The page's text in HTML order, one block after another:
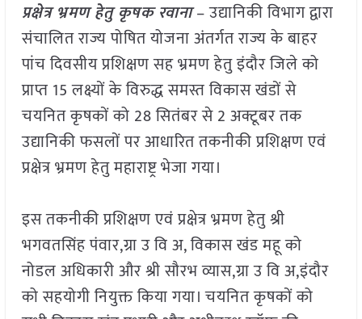
प्रक्षेत्र भ्रमण हेतु कृषक रवाना– उद्यानिकी विभाग द्वारा
संचालित राज्य पोषित योजना अंतर्गत राज्य के बाहर
पांच दिवसीय प्रशिक्षण सह भ्रमण हेतु इंदौर जिले को
प्राप्त 15 लक्ष्यों के विरुद्ध समस्त विकास खंडों से
चयनित कृषकों को 28 सितंबर से 2 अक्टूबर तक
उद्यानिकी फसलों पर आधारित तकनीकी प्रशिक्षण एवं
प्रक्षेत्र भ्रमण हेतु महाराष्ट्र भेजा गया।
इस तकनीकी प्रशिक्षण एवं प्रक्षेत्र भ्रमण हेतु श्री
भगवतसिंह पंवार,ग्रा उ वि अ, विकास खंड महू को
नोडल अधिकारी और श्री सौरभ व्यास,ग्रा उ वि अ,इंदौर
को सहयोगी नियुक्त किया गया। चयनित कृषकों को